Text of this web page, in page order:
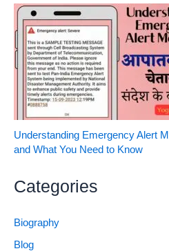
Understanding Emergency Alert
and What You Need to Know
Categories
Biography
Blog